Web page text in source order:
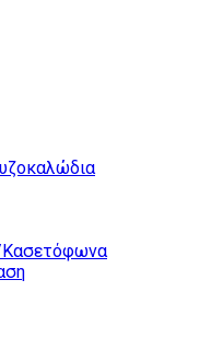
Κασετόφωνα